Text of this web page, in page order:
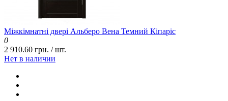
Міжкімнатні двері Альберо Вена Темний Кіпаріс
0
2 910.60 грн. / шт.
Нет в наличии